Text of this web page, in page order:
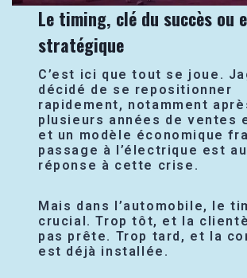
Le timing, clé du succès ou
stratégique
C’est ici que tout se joue.
décidé de se repositionner
rapidement, notamment
plusieurs années de ventes
et un modèle économique
passage à l’électrique est
réponse à cette crise.
Mais dans l’automobile, le
crucial. Trop tôt, et la
pas prête. Trop tard, et la
est déjà installée.